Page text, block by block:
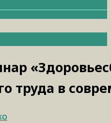
труда в